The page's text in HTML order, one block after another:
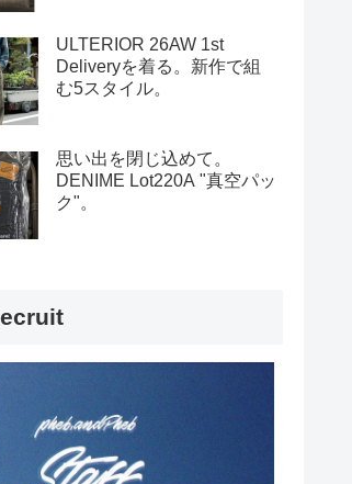
ULTERIOR 26AW 1st
Deliveryを着る。新作で組
む5スタイル。
思い出を閉じ込めて。
DENIME Lot220A "真空パッ
ク"。